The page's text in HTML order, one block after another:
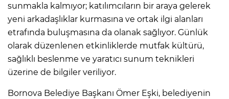
sunmakla kalmıyor; katılımcıların bir araya gelerek
yeni arkadaşlıklar kurmasına ve ortak ilgi alanları
etrafında buluşmasına da olanak sağlıyor. Günlük
olarak düzenlenen etkinliklerde mutfak kültürü,
sağlıklı beslenme ve yaratıcı sunum teknikleri
üzerine de bilgiler veriliyor.
Bornova Belediye Başkanı Ömer Eşki, belediyenin